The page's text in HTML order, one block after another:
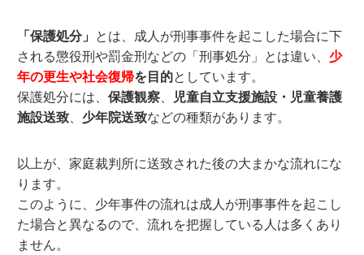
「保護処分」 とは、成人が刑事事件を起こした場合に下
される懲役刑や罰金刑などの「刑事処分」とは違い、少
年の更生や社会復帰を目的としています。
保護処分には、保護観察、 児童自立支援施設・児童養護
施設送致、 少年院送致などの種類があります。
以上が、家庭裁判所に送致された後の大まかな流れにな
ります。
このように、少年事件の流れは成人が刑事事件を起こし
た場合と異なるので、流れを把握している人は多くあり
ません。